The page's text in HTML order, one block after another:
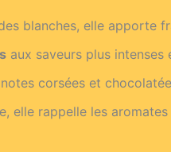
blanches, elle apporte
aux saveurs plus intenses
corsées et
elle rappelle les